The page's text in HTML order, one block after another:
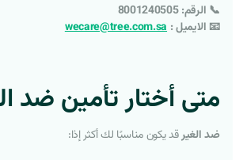
📞 الرقم: 8001240505
📧 الايميل : wecare@tree.com.sa
متى أختار تأمين ضد
ضد الغيرقد يكون مناسبًا لك أكثر إذا: